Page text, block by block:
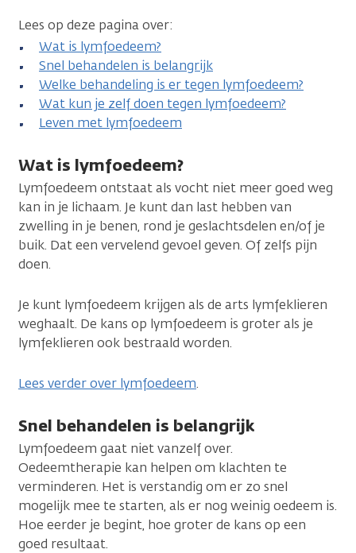
Lees op deze pagina over:
Wat is lymfoedeem?
Snel behandelen is belangrijk
Welke behandeling is er tegen lymfoedeem?
Wat kun je zelf doen tegen lymfoedeem?
Leven met lymfoedeem
Wat is lymfoedeem?
Lymfoedeem ontstaat als vocht niet meer goed weg
kan in je lichaam. Je kunt dan last hebben van
zwelling in je benen, rond je geslachtsdelen en/of je
buik. Dat een vervelend gevoel geven. Of zelfs pijn
doen.
Je kunt lymfoedeem krijgen als de arts lymfeklieren
weghaalt. De kans op lymfoedeem is groter als je
lymfeklieren ook bestraald worden.
Lees verder over lymfoedeem.
Snel behandelen is belangrijk
Lymfoedeem gaat niet vanzelf over.
Oedeemtherapie kan helpen om klachten te
verminderen. Het is verstandig om er zo snel
mogelijk mee te starten, als er nog weinig oedeem is.
Hoe eerder je begint, hoe groter de kans op een
goed resultaat.